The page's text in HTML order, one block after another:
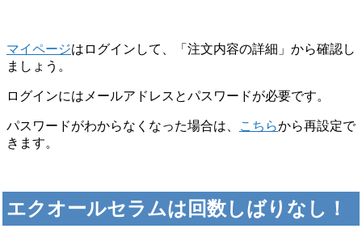
マイページはログインして、「注文内容の詳細」から確認し
ましょう。
ログインにはメールアドレスとパスワードが必要です。
パスワードがわからなくなった場合は、 こちらから再設定で
きます。
エクオールセラムは回数しばりなし！